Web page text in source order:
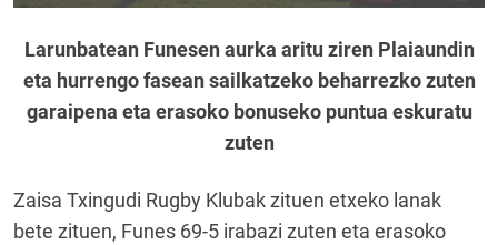
Larunbatean Funesen aurka aritu ziren Plaiaundin
eta hurrengo fasean sailkatzeko beharrezko zuten
garaipena eta erasoko bonuseko puntua eskuratu
zuten
Zaisa Txingudi Rugby Klubak zituen etxeko lanak
bete zituen, Funes 69-5 irabazi zuten eta erasoko